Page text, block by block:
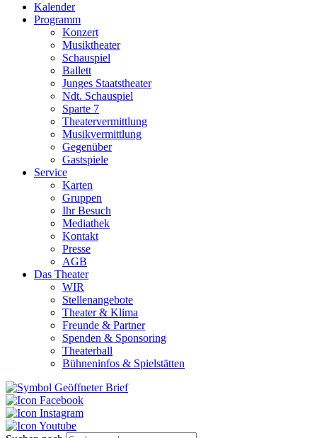
Kalender
Programm
Konzert
Musiktheater
Schauspiel
Ballett
Junges Staatstheater
Ndt. Schauspiel
Sparte 7
Theatervermittlung
Musikvermittlung
Gegenüber
Gastspiele
Service
Karten
Gruppen
Ihr Besuch
Mediathek
Kontakt
Presse
AGB
Das Theater
WIR
Stellenangebote
Theater & Klima
Freunde & Partner
Spenden & Sponsoring
Theaterball
Bühneninfos & Spielstätten